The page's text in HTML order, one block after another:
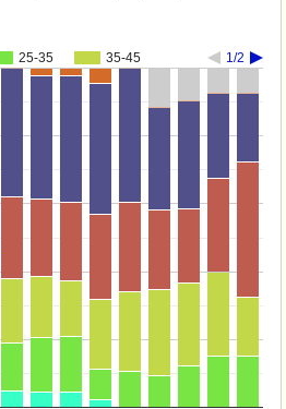
25-35 35-45 1/2